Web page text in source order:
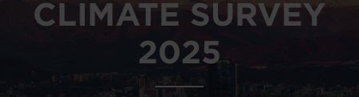
CLIMATE SURVEY
2025